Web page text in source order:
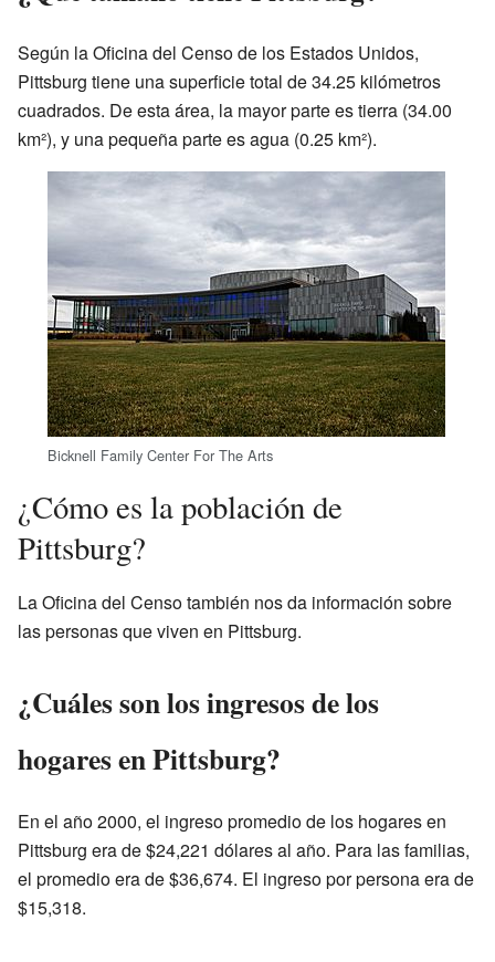
Según la Oficina del Censo de los Estados Unidos,
Pittsburg tiene una superficie total de 34.25 kilómetros
cuadrados. De esta área, la mayor parte es tierra (34.00
km²), y una pequeña parte es agua (0.25 km²).
Bicknell Family Center For The Arts
¿Cómo es la población de
Pittsburg?
La Oficina del Censo también nos da información sobre
las personas que viven en Pittsburg.
¿Cuáles son los ingresos de los
hogares en Pittsburg?
En el año 2000, el ingreso promedio de los hogares en
Pittsburg era de $24,221 dólares al año. Para las familias,
el promedio era de $36,674. El ingreso por persona era de
$15,318.